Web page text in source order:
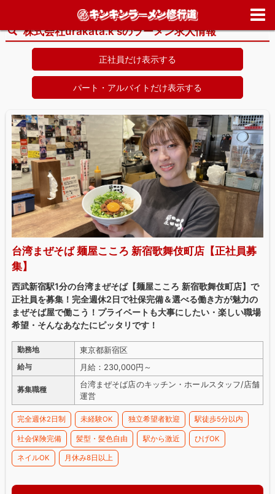
求人情報>株式会社urakata.k's
株式会社urakata.k'sのラーメン求人情報
正社員だけ表示する
パート・アルバイトだけ表示する
台湾まぜそば 麺屋こころ 新宿歌舞伎町店【正社員募
集】
西武新宿駅1分の台湾まぜそば【麺屋こころ 新宿歌舞伎町店】で
正社員を募集！完全週休2日で社保完備＆選べる働き方が魅力の
まぜそば屋で働こう！プライベートも大事にしたい・楽しい職場
希望・そんなあなたにピッタリです！
勤務地 東京都新宿区
給与 月給：230,000円～
募集職種
台湾まぜそば店のキッチン・ホールスタッフ/店舗
運営
完全週休2日制 未経験OK 独立希望者歓迎 駅徒歩5分以内
社会保険完備 髪型・髪色自由 駅から激近 ひげOK
ネイルOK 月休み8日以上